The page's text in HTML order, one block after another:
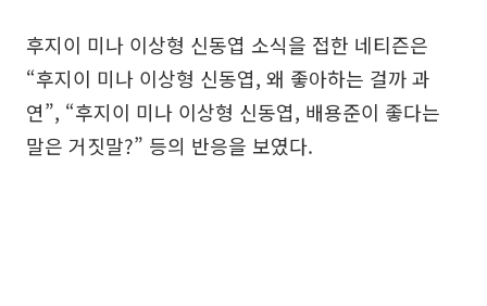
후지이 미나 이상형 신동엽 소식을 접한 네티즌은
“후지이 미나 이상형 신동엽, 왜 좋아하는 걸까 과
연”, “후지이 미나 이상형 신동엽, 배용준이 좋다는
말은 거짓말?” 등의 반응을 보였다.